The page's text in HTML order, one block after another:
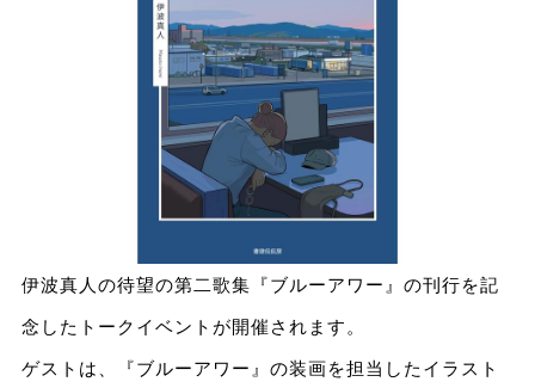
伊波真人の待望の第二歌集『ブルーアワー』の刊行を記
念したトークイベントが開催されます。
ゲストは、『ブルーアワー』の装画を担当したイラスト